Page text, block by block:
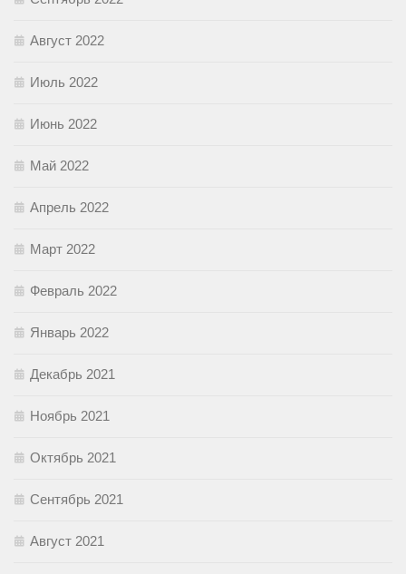
Август 2022
Июль 2022
Июнь 2022
Май 2022
Апрель 2022
Март 2022
Февраль 2022
Январь 2022
Декабрь 2021
Ноябрь 2021
Октябрь 2021
Сентябрь 2021
Август 2021